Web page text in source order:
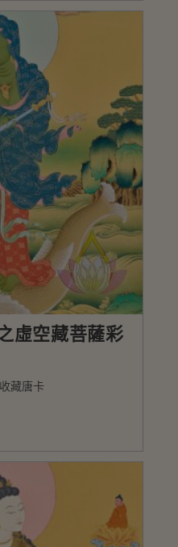
虛空藏菩薩彩
藏唐卡